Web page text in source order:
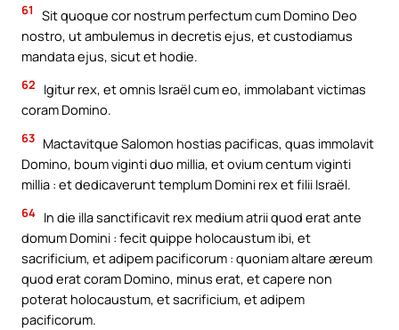
61
Sit quoque cor nostrum perfectum cum Domino Deo
nostro, ut ambulemus in decretis ejus, et custodiamus
mandata ejus, sicut et hodie.
62
Igitur rex, et omnis Israël cum eo, immolabant victimas
coram Domino.
63 Mactavitque Salomon hostias pacificas, quas immolavit
Domino, boum viginti duo millia, et ovium centum viginti
millia : et dedicaverunt templum Domini rex et filii Israël.
64 In die illa sanctificavit rex medium atrii quod erat ante
domum Domini : fecit quippe holocaustum ibi, et
sacrificium, et adipem pacificorum : quoniam altare æreum
quod erat coram Domino, minus erat, et capere non
poterat holocaustum, et sacrificium, et adipem
pacificorum.